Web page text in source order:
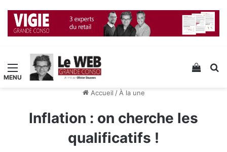
Menu Voir
Accueil / À la une
Inflation : on cherche les
qualificatifs !